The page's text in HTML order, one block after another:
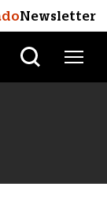
Newsletter